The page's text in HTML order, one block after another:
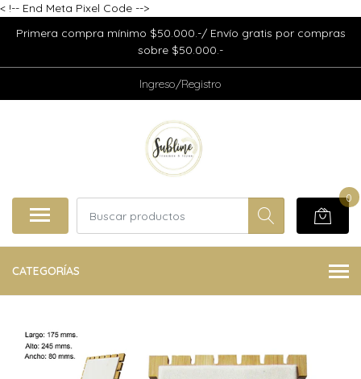
< !-- End Meta Pixel Code -->
Primera compra mínimo $50.000.-/ Envío gratis por compras
sobre $50.000.-
Ingreso/Registro
0
CATEGORÍAS